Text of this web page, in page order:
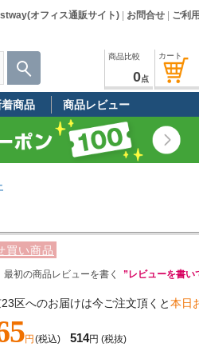
オフィス通販サイト) お問合せ ご利
カート
商品比較
0点
着商品 商品レビュー
買い商品
最初の商品レビューを書く ”レビューを書い
区へのお届けは今ご注文頂くと本日
円 (税込) 514円 (税抜)